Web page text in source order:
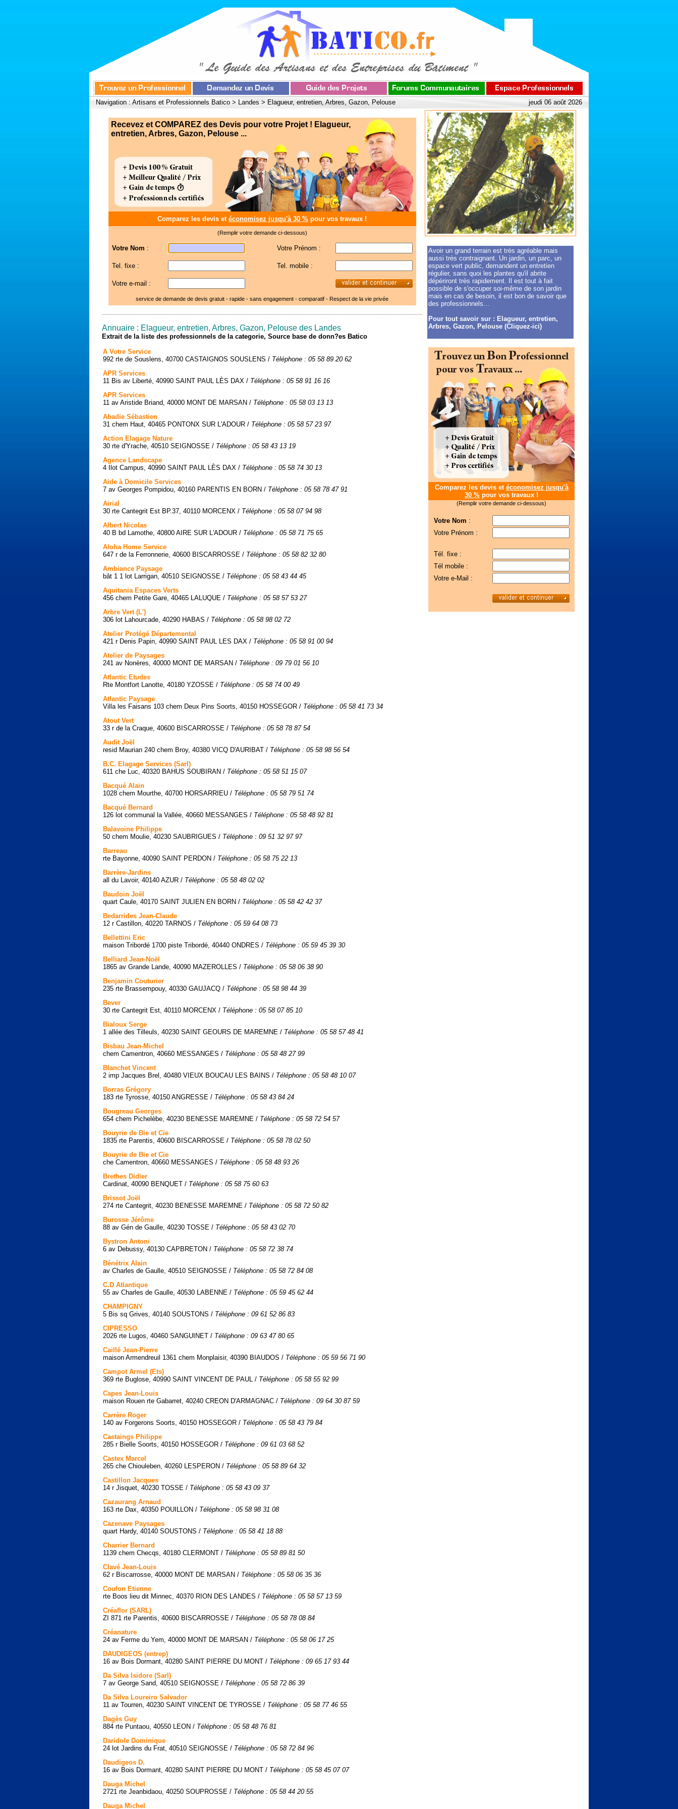
Navigation : Artisans et Professionnels Batico > Landes > Elagueur, entretien, Arbres, Gazon, Pelouse jeudi 06 août 2026
Recevez et COMPAREZ des Devis pour votre Projet ! Elagueur,
entretien, Arbres, Gazon, Pelouse ...
Comparez les devis et économisez jusqu'à 30 % pour vos travaux !
(Remplir votre demande ci-dessous)
Votre Nom : Votre Prénom :
Tel. fixe : Tel. mobile :
Votre e-mail :
service de demande de devis gratuit - rapide - sans engagement - comparatif - Respect de la vie privée
Annuaire : Elagueur, entretien, Arbres, Gazon, Pelouse des Landes
Extrait de la liste des professionnels de la categorie, Source base de donn?es Batico
A Votre Service
992 rte de Souslens, 40700 CASTAIGNOS SOUSLENS / Téléphone : 05 58 89 20 62
APR Services
11 Bis av Liberté, 40990 SAINT PAUL LÈS DAX / Téléphone : 05 58 91 16 16
APR Services
11 av Aristide Briand, 40000 MONT DE MARSAN / Téléphone : 05 58 03 13 13
Abadie Sébastien
31 chem Haut, 40465 PONTONX SUR L'ADOUR / Téléphone : 05 58 57 23 97
Action Elagage Nature
30 rte d'Yrache, 40510 SEIGNOSSE / Téléphone : 05 58 43 13 19
Agence Landscape
4 Ilot Campus, 40990 SAINT PAUL LÈS DAX / Téléphone : 05 58 74 30 13
Aide à Domicile Services
7 av Georges Pompidou, 40160 PARENTIS EN BORN / Téléphone : 05 58 78 47 91
Airial
30 rte Cantegrit Est BP.37, 40110 MORCENX / Téléphone : 05 58 07 94 98
Albert Nicolas
40 B bd Lamothe, 40800 AIRE SUR L'ADOUR / Téléphone : 05 58 71 75 65
Aloha Home Service
647 r de la Ferronnerie, 40600 BISCARROSSE / Téléphone : 05 58 82 32 80
Ambiance Paysage
bât 1 1 lot Larrigan, 40510 SEIGNOSSE / Téléphone : 05 58 43 44 45
Aquitania Espaces Verts
456 chem Petite Gare, 40465 LALUQUE / Téléphone : 05 58 57 53 27
Arbre Vert (L')
306 lot Lahourcade, 40290 HABAS / Téléphone : 05 58 98 02 72
Atelier Protégé Départemental
421 r Denis Papin, 40990 SAINT PAUL LES DAX / Téléphone : 05 58 91 00 94
Atelier de Paysages
241 av Nonères, 40000 MONT DE MARSAN / Téléphone : 09 79 01 56 10
Atlantic Etudes
Rte Montfort Lanotte, 40180 YZOSSE / Téléphone : 05 58 74 00 49
Atlantic Paysage
Villa les Faisans 103 chem Deux Pins Soorts, 40150 HOSSEGOR / Téléphone : 05 58 41 73 34
Atout Vert
33 r de la Craque, 40600 BISCARROSSE / Téléphone : 05 58 78 87 54
Audit Joël
resid Maurian 240 chem Broy, 40380 VICQ D'AURIBAT / Téléphone : 05 58 98 56 54
B.C. Elagage Services (Sarl)
611 che Luc, 40320 BAHUS SOUBIRAN / Téléphone : 05 58 51 15 07
Bacqué Alain
1028 chem Mourthe, 40700 HORSARRIEU / Téléphone : 05 58 79 51 74
Bacqué Bernard
126 lot communal la Vallée, 40660 MESSANGES / Téléphone : 05 58 48 92 81
Balavoine Philippe
50 chem Moulie, 40230 SAUBRIGUES / Téléphone : 09 51 32 97 97
Barreau
rte Bayonne, 40090 SAINT PERDON / Téléphone : 05 58 75 22 13
Barrère-Jardins
all du Lavoir, 40140 AZUR / Téléphone : 05 58 48 02 02
Baudoin Joël
quart Caule, 40170 SAINT JULIEN EN BORN / Téléphone : 05 58 42 42 37
Bedarrides Jean-Claude
12 r Castillon, 40220 TARNOS / Téléphone : 05 59 64 08 73
Bellettini Eric
maison Tribordé 1700 piste Tribordé, 40440 ONDRES / Téléphone : 05 59 45 39 30
Belliard Jean-Noël
1865 av Grande Lande, 40090 MAZEROLLES / Téléphone : 05 58 06 38 90
Benjamin Couturier
235 rte Brassempouy, 40330 GAUJACQ / Téléphone : 05 58 98 44 39
Bever
30 rte Cantegrit Est, 40110 MORCENX / Téléphone : 05 58 07 85 10
Bialoux Serge
1 allée des Tilleuls, 40230 SAINT GEOURS DE MAREMNE / Téléphone : 05 58 57 48 41
Bisbau Jean-Michel
chem Camentron, 40660 MESSANGES / Téléphone : 05 58 48 27 99
Blanchet Vincent
2 imp Jacques Brel, 40480 VIEUX BOUCAU LES BAINS / Téléphone : 05 58 48 10 07
Borras Grégory
183 rte Tyrosse, 40150 ANGRESSE / Téléphone : 05 58 43 84 24
Bougreau Georges
654 chem Pichelèbe, 40230 BENESSE MAREMNE / Téléphone : 05 58 72 54 57
Bouyrie de Bie et Cie
1835 rte Parentis, 40600 BISCARROSSE / Téléphone : 05 58 78 02 50
Bouyrie de Bie et Cie
che Camentron, 40660 MESSANGES / Téléphone : 05 58 48 93 26
Brethes Didier
Cardinat, 40090 BENQUET / Téléphone : 05 58 75 60 63
Brissot Joël
274 rte Cantegrit, 40230 BENESSE MAREMNE / Téléphone : 05 58 72 50 82
Burosse Jérôme
88 av Gén de Gaulle, 40230 TOSSE / Téléphone : 05 58 43 02 70
Bystron Antoni
6 av Debussy, 40130 CAPBRETON / Téléphone : 05 58 72 38 74
Bénétrix Alain
av Charles de Gaulle, 40510 SEIGNOSSE / Téléphone : 05 58 72 84 08
C.D Atlantique
55 av Charles de Gaulle, 40530 LABENNE / Téléphone : 05 59 45 62 44
CHAMPIGNY
5 Bis sq Grives, 40140 SOUSTONS / Téléphone : 09 61 52 86 83
CIPRESSO
2026 rte Lugos, 40460 SANGUINET / Téléphone : 09 63 47 80 65
Caillé Jean-Pierre
maison Armendreuil 1361 chem Monplaisir, 40390 BIAUDOS / Téléphone : 05 59 56 71 90
Campot Armel (Ets)
369 rte Buglose, 40990 SAINT VINCENT DE PAUL / Téléphone : 05 58 55 92 99
Capes Jean-Louis
maison Rouen rte Gabarret, 40240 CREON D'ARMAGNAC / Téléphone : 09 64 30 87 59
Carrère Roger
140 av Forgerons Soorts, 40150 HOSSEGOR / Téléphone : 05 58 43 79 84
Castaings Philippe
285 r Bielle Soorts, 40150 HOSSEGOR / Téléphone : 09 61 03 68 52
Castex Marcel
265 che Chiouleben, 40260 LESPERON / Téléphone : 05 58 89 64 32
Castillon Jacques
14 r Jisquet, 40230 TOSSE / Téléphone : 05 58 43 09 37
Cazaurang Arnaud
163 rte Dax, 40350 POUILLON / Téléphone : 05 58 98 31 08
Cazenave Paysages
quart Hardy, 40140 SOUSTONS / Téléphone : 05 58 41 18 88
Charrier Bernard
1139 chem Checqs, 40180 CLERMONT / Téléphone : 05 58 89 81 50
Clavé Jean-Louis
62 r Biscarrosse, 40000 MONT DE MARSAN / Téléphone : 05 58 06 35 36
Coulon Etienne
rte Boos lieu dit Minnec, 40370 RION DES LANDES / Téléphone : 05 58 57 13 59
Créaflor (SARL)
ZI 871 rte Parentis, 40600 BISCARROSSE / Téléphone : 05 58 78 08 84
Créanature
24 av Ferme du Yem, 40000 MONT DE MARSAN / Téléphone : 05 58 06 17 25
DAUDIGEOS (entrep)
16 av Bois Dormant, 40280 SAINT PIERRE DU MONT / Téléphone : 09 65 17 93 44
Da Silva Isidore (Sarl)
7 av George Sand, 40510 SEIGNOSSE / Téléphone : 05 58 72 86 39
Da Silva Loureiro Salvador
11 av Tourren, 40230 SAINT VINCENT DE TYROSSE / Téléphone : 05 58 77 46 55
Dagès Guy
884 rte Puntaou, 40550 LEON / Téléphone : 05 58 48 76 81
Daridole Dominique
24 lot Jardins du Frat, 40510 SEIGNOSSE / Téléphone : 05 58 72 84 96
Daudigeos D.
16 av Bois Dormant, 40280 SAINT PIERRE DU MONT / Téléphone : 05 58 45 07 07
Dauga Michel
2721 rte Jeanbidaou, 40250 SOUPROSSE / Téléphone : 05 58 44 20 55
Dauga Michel
Avoir un grand terrain est très agréable mais
aussi très contraignant. Un jardin, un parc, un
espace vert public, demandent un entretien
régulier, sans quoi les plantes qu'il abrite
dépériront très rapidement. Il est tout à fait
possible de s'occuper soi-même de son jardin
mais en cas de besoin, il est bon de savoir que
des professionnels...
Pour tout savoir sur : Elagueur, entretien,
Arbres, Gazon, Pelouse (Cliquez-ici)
Comparez les devis et économisez jusqu'à
30 % pour vos travaux !
(Remplir votre demande ci-dessous)
Votre Nom :
Votre Prénom :
Tél. fixe :
Tél mobile :
Votre e-Mail :